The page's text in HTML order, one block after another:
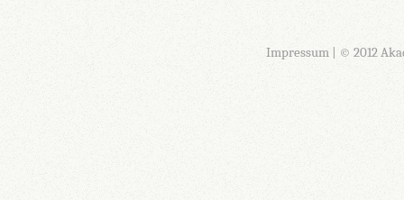
Impressum| © 2012